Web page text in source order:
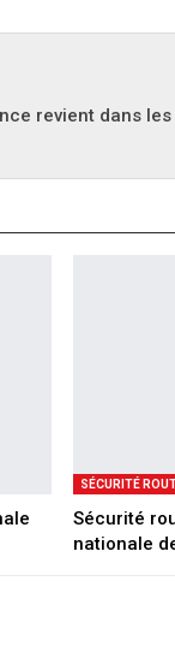
revient dans
SÉCURITÉ
Sécurité
nationale